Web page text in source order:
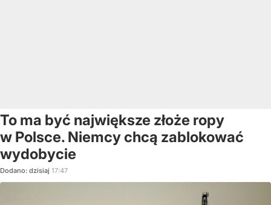
To ma być największe złoże ropy
w Polsce. Niemcy chcą zablokować
wydobycie
Dodano: dzisiaj 17:47